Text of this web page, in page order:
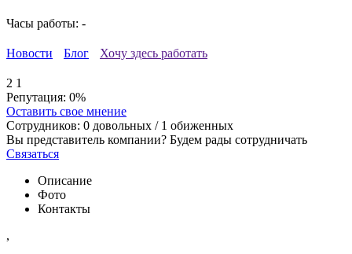
Часы работы: -
Новости Блог Хочу здесь работать
2 1
Репутация: 0%
Оставить свое мнение
Сотрудников: 0 довольных / 1 обиженных
Вы представитель компании? Будем рады сотрудничать
Связаться
Описание
Фото
Контакты
,